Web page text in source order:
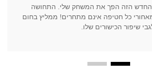
הזה הפך את המשחק שלי. התחושה
כל חטיפה אינם מתחרים! ממליץ בחום
שיפור הכישורים שלו.